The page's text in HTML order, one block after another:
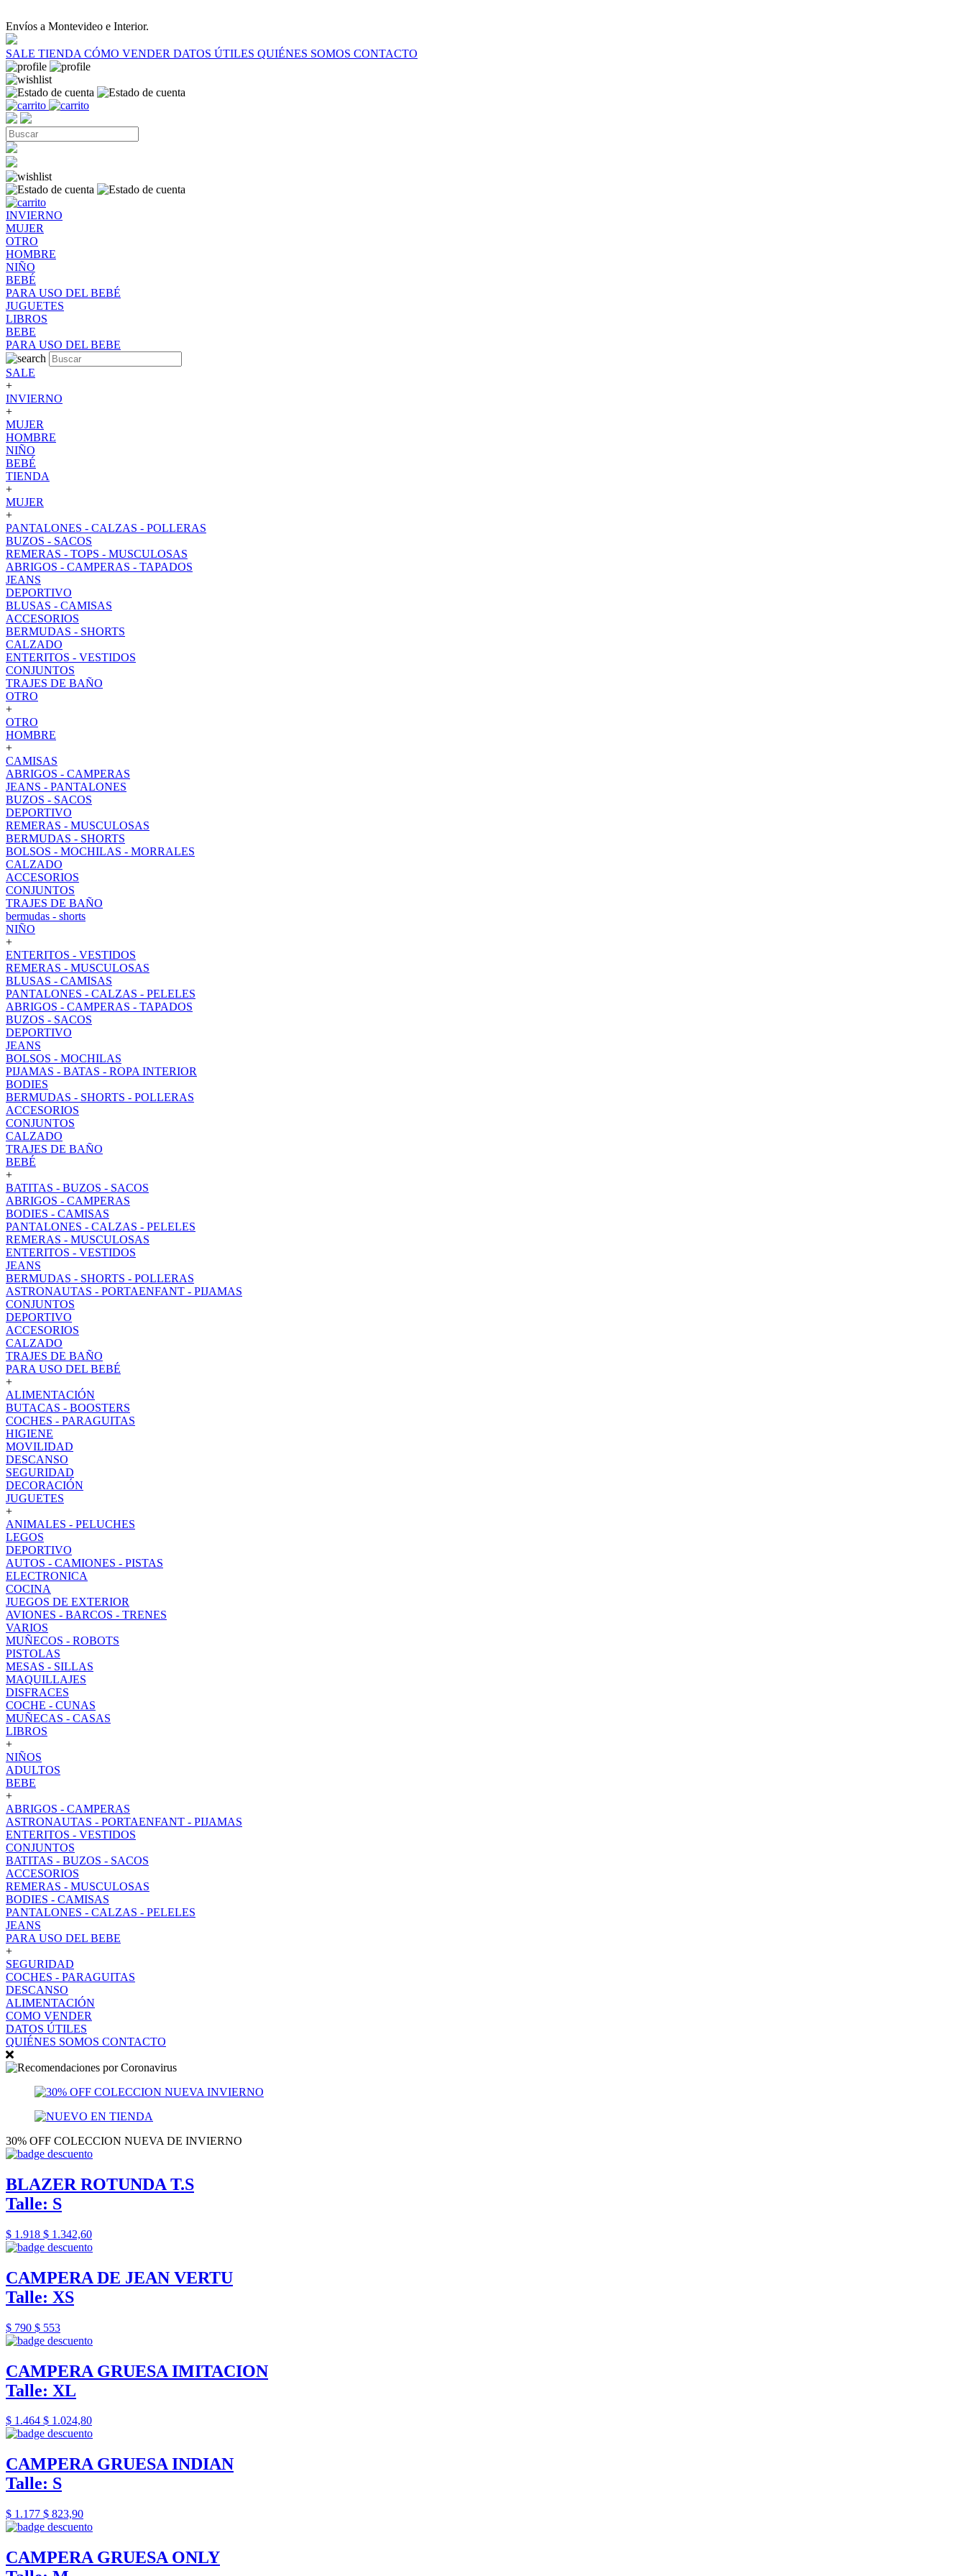
Envíos a Montevideo e Interior.
SALE TIENDA CÓMO VENDER DATOS ÚTILES QUIÉNES SOMOS CONTACTO
INVIERNO
MUJER
OTRO
HOMBRE
NIÑO
BEBÉ
PARA USO DEL BEBÉ
JUGUETES
LIBROS
BEBE
PARA USO DEL BEBE
SALE
+
INVIERNO
+
MUJER
HOMBRE
NIÑO
BEBÉ
TIENDA
+
MUJER
+
PANTALONES - CALZAS - POLLERAS
BUZOS - SACOS
REMERAS - TOPS - MUSCULOSAS
ABRIGOS - CAMPERAS - TAPADOS
JEANS
DEPORTIVO
BLUSAS - CAMISAS
ACCESORIOS
BERMUDAS - SHORTS
CALZADO
ENTERITOS - VESTIDOS
CONJUNTOS
TRAJES DE BAÑO
OTRO
+
OTRO
HOMBRE
+
CAMISAS
ABRIGOS - CAMPERAS
JEANS - PANTALONES
BUZOS - SACOS
DEPORTIVO
REMERAS - MUSCULOSAS
BERMUDAS - SHORTS
BOLSOS - MOCHILAS - MORRALES
CALZADO
ACCESORIOS
CONJUNTOS
TRAJES DE BAÑO
bermudas - shorts
NIÑO
+
ENTERITOS - VESTIDOS
REMERAS - MUSCULOSAS
BLUSAS - CAMISAS
PANTALONES - CALZAS - PELELES
ABRIGOS - CAMPERAS - TAPADOS
BUZOS - SACOS
DEPORTIVO
JEANS
BOLSOS - MOCHILAS
PIJAMAS - BATAS - ROPA INTERIOR
BODIES
BERMUDAS - SHORTS - POLLERAS
ACCESORIOS
CONJUNTOS
CALZADO
TRAJES DE BAÑO
BEBÉ
+
BATITAS - BUZOS - SACOS
ABRIGOS - CAMPERAS
BODIES - CAMISAS
PANTALONES - CALZAS - PELELES
REMERAS - MUSCULOSAS
ENTERITOS - VESTIDOS
JEANS
BERMUDAS - SHORTS - POLLERAS
ASTRONAUTAS - PORTAENFANT - PIJAMAS
CONJUNTOS
DEPORTIVO
ACCESORIOS
CALZADO
TRAJES DE BAÑO
PARA USO DEL BEBÉ
+
ALIMENTACIÓN
BUTACAS - BOOSTERS
COCHES - PARAGUITAS
HIGIENE
MOVILIDAD
DESCANSO
SEGURIDAD
DECORACIÓN
JUGUETES
+
ANIMALES - PELUCHES
LEGOS
DEPORTIVO
AUTOS - CAMIONES - PISTAS
ELECTRONICA
COCINA
JUEGOS DE EXTERIOR
AVIONES - BARCOS - TRENES
VARIOS
MUÑECOS - ROBOTS
PISTOLAS
MESAS - SILLAS
MAQUILLAJES
DISFRACES
COCHE - CUNAS
MUÑECAS - CASAS
LIBROS
+
NIÑOS
ADULTOS
BEBE
+
ABRIGOS - CAMPERAS
ASTRONAUTAS - PORTAENFANT - PIJAMAS
ENTERITOS - VESTIDOS
CONJUNTOS
BATITAS - BUZOS - SACOS
ACCESORIOS
REMERAS - MUSCULOSAS
BODIES - CAMISAS
PANTALONES - CALZAS - PELELES
JEANS
PARA USO DEL BEBE
+
SEGURIDAD
COCHES - PARAGUITAS
DESCANSO
ALIMENTACIÓN
COMO VENDER
DATOS ÚTILES
QUIÉNES SOMOS CONTACTO
30% OFF COLECCION NUEVA DE INVIERNO
BLAZER ROTUNDA T.S
Talle: S
$ 1.918 $ 1.342,60
CAMPERA DE JEAN VERTU
Talle: XS
$ 790 $ 553
CAMPERA GRUESA IMITACION
Talle: XL
$ 1.464 $ 1.024,80
CAMPERA GRUESA INDIAN
Talle: S
$ 1.177 $ 823,90
CAMPERA GRUESA ONLY